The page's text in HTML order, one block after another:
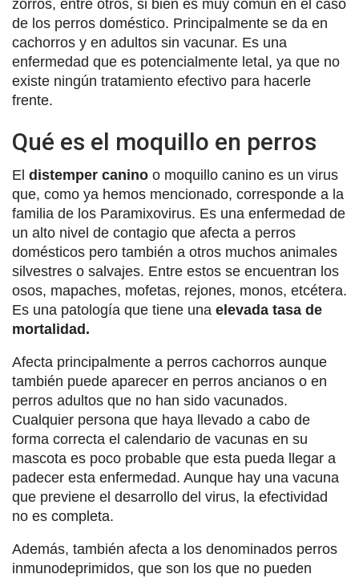
zorros, entre otros, si bien es muy común en el caso
de los perros doméstico. Principalmente se da en
cachorros y en adultos sin vacunar. Es una
enfermedad que es potencialmente letal, ya que no
existe ningún tratamiento efectivo para hacerle
frente.
Qué es el moquillo en perros
El distemper canino o moquillo canino es un virus
que, como ya hemos mencionado, corresponde a la
familia de los Paramixovirus. Es una enfermedad de
un alto nivel de contagio que afecta a perros
domésticos pero también a otros muchos animales
silvestres o salvajes. Entre estos se encuentran los
osos, mapaches, mofetas, rejones, monos, etcétera.
Es una patología que tiene una elevada tasa de
mortalidad.
Afecta principalmente a perros cachorros aunque
también puede aparecer en perros ancianos o en
perros adultos que no han sido vacunados.
Cualquier persona que haya llevado a cabo de
forma correcta el calendario de vacunas en su
mascota es poco probable que esta pueda llegar a
padecer esta enfermedad. Aunque hay una vacuna
que previene el desarrollo del virus, la efectividad
no es completa.
Además, también afecta a los denominados perros
inmunodeprimidos, que son los que no pueden